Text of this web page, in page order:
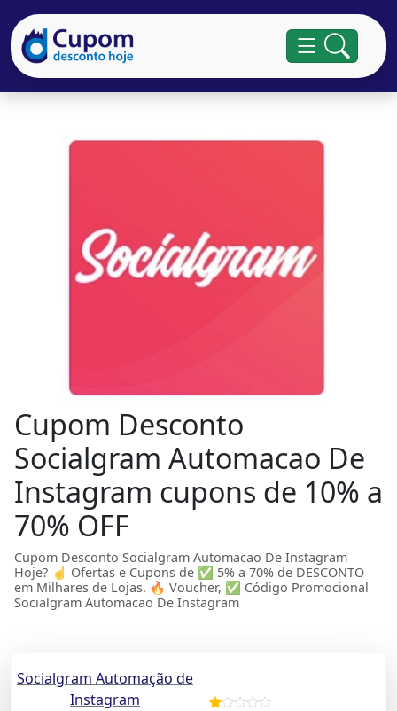
Cupom Desconto
Socialgram Automacao De
Instagram cupons de 10% a
70% OFF
Cupom Desconto Socialgram Automacao De Instagram
Hoje? ☝ Ofertas e Cupons de ✅ 5% a 70% de DESCONTO
em Milhares de Lojas. 🔥 Voucher, ✅ Código Promocional
Socialgram Automacao De Instagram
Socialgram Automação de
Instagram